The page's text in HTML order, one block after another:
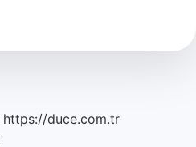
https://duce.com.tr